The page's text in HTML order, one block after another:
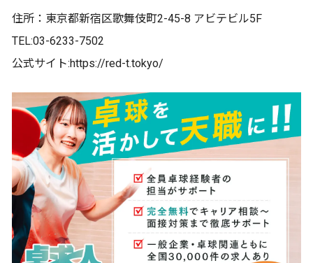
住所：東京都新宿区歌舞伎町2-45-8 アビテビル5F
TEL:03-6233-7502
公式サイト:https://red-t.tokyo/